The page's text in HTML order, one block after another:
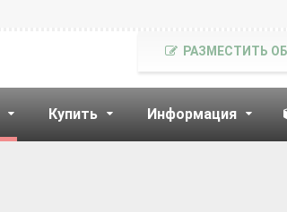
Купить Информация
РАЗМЕСТИТЬ